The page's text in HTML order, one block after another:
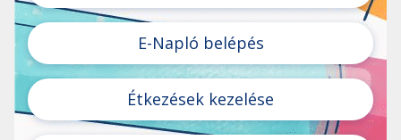
E-Napló belépés
Étkezések kezelése